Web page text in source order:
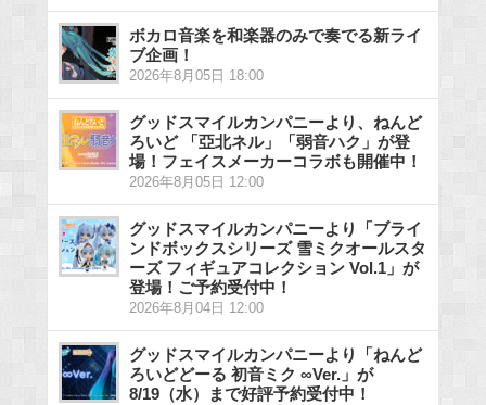
ボカロ音楽を和楽器のみで奏でる新ライ
ブ企画！
2026年8月05日 18:00
グッドスマイルカンパニーより、ねんど
ろいど 「亞北ネル」「弱音ハク」が登
場！フェイスメーカーコラボも開催中！
2026年8月05日 12:00
グッドスマイルカンパニーより「ブライ
ンドボックスシリーズ 雪ミクオールスタ
ーズ フィギュアコレクション Vol.1」が
登場！ご予約受付中！
2026年8月04日 12:00
グッドスマイルカンパニーより「ねんど
ろいどどーる 初音ミク ∞Ver.」が
8/19（水）まで好評予約受付中！